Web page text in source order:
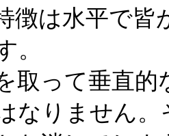
徴は水平で皆
。
取って垂直
なりません。